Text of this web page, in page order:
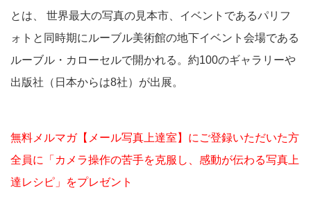
とは、 世界最大の写真の見本市、イベントであるパリフ
ォトと同時期にルーブル美術館の地下イベント会場である
ルーブル・カローセルで開かれる。約100のギャラリーや
出版社（日本からは8社）が出展。
無料メルマガ【メール写真上達室】にご登録いただいた方
全員に「カメラ操作の苦手を克服し、感動が伝わる写真上
達レシピ」をプレゼント